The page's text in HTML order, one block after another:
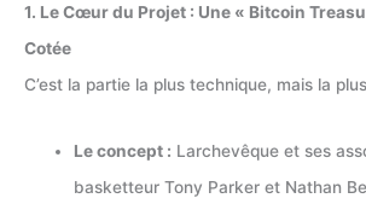
1. Le Cœur du Projet : Une « Bitcoin
Cotée
C’est la partie la plus technique, mais la
Le concept : Larchevêque et ses
basketteur Tony Parker et Nathan